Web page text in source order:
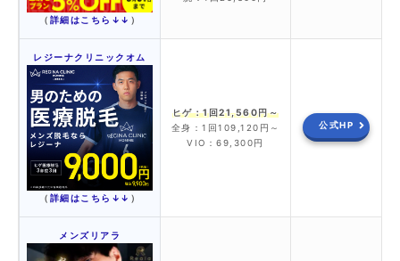
（ 詳細はこちら↓↓ ）
レジーナクリニックオム
（ 詳細はこちら↓↓ ）
ヒゲ：1回21,560円～
全身：1回109,120円～
VIO：69,300円
公式HP
メンズリアラ